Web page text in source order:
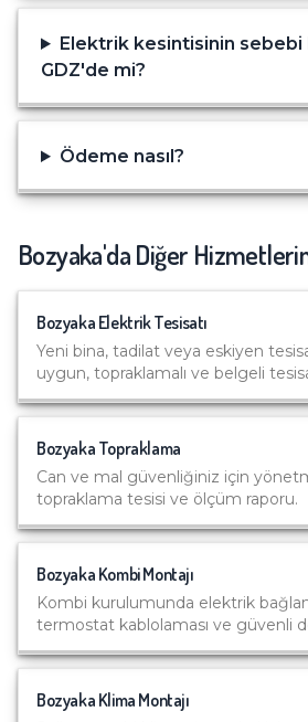
Elektrik kesintisinin sebebi
GDZ'de mi?
Ödeme nasıl?
Bozyaka'da Diğer
Bozyaka Elektrik Tesisatı
Yeni bina, tadilat veya eskiyen
uygun, topraklamalı ve belgeli
Bozyaka Topraklama
Can ve mal güvenliğiniz için
topraklama tesisi ve ölçüm raporu.
Bozyaka Kombi Montajı
Kombi kurulumunda elektrik
termostat kablolaması ve güvenli
Bozyaka Klima Montajı